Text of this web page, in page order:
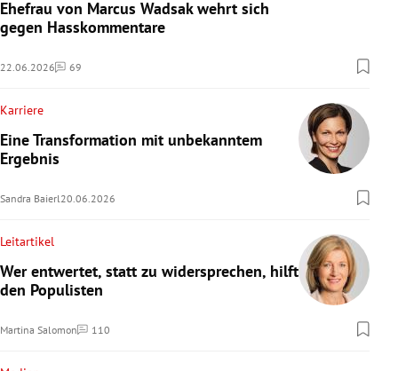
Ehefrau von Marcus Wadsak wehrt sich
gegen Hasskommentare
22.06.2026 69
Kommentare
Karriere
Eine Transformation mit unbekanntem
Ergebnis
Sandra Baierl 20.06.2026
Leitartikel
Wer entwertet, statt zu widersprechen, hilft
den Populisten
Martina Salomon 110
Kommentare